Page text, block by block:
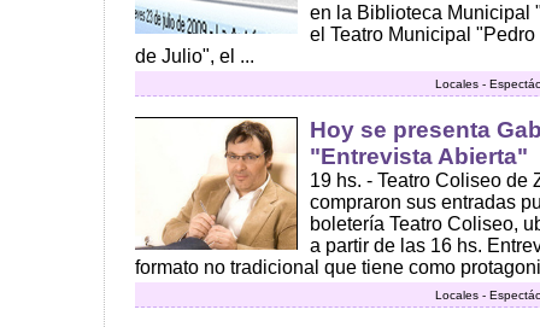
en la Biblioteca Municipal
el Teatro Municipal
de Julio", el ...
Locales -
Hoy se presenta
"Entrevista Abierta"
19 hs. - Teatro Coliseo de
compraron sus entradas
boletería Teatro Coliseo,
a partir de las 16 hs.
formato no tradicional que tiene como
Locales -